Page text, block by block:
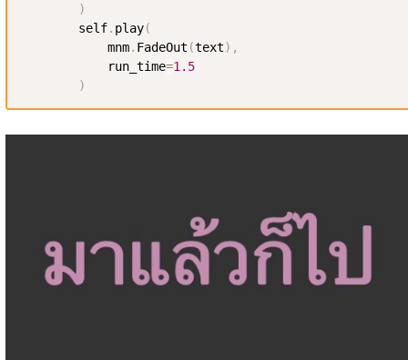
)
        self
. play(
            mnm
. FadeOut (text) ,
            run_time
=1.5
)